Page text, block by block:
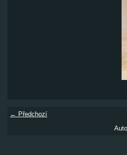
← Předchozí